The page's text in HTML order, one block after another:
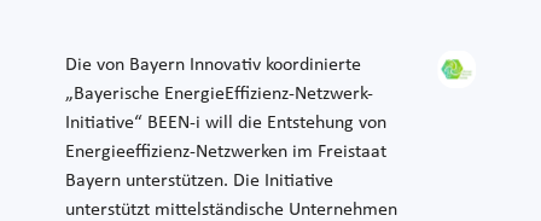
Die von Bayern Innovativ koordinierte
„Bayerische EnergieEffizienz-Netzwerk-
Initiative“ BEEN-i will die Entstehung von
Energieeffizienz-Netzwerken im Freistaat
Bayern unterstützen. Die Initiative
unterstützt mittelständische Unternehmen